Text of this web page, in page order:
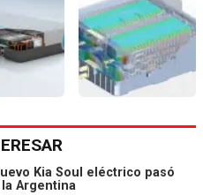
Kia Soul eléctrico pasó
Argentina